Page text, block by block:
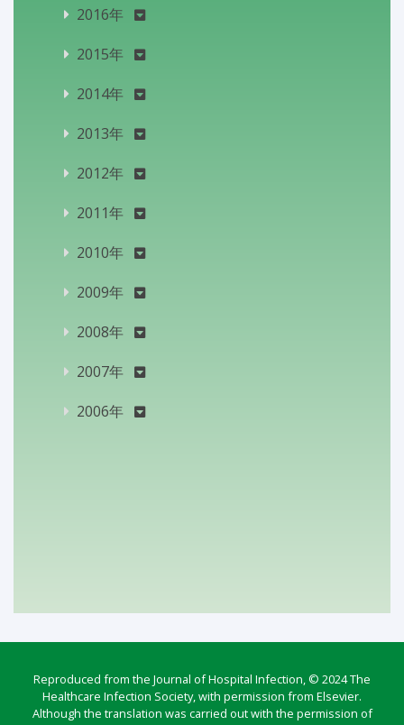
2016年
2015年
2014年
2013年
2012年
2011年
2010年
2009年
2008年
2007年
2006年
Reproduced from the Journal of Hospital Infection, © 2024 The
Healthcare Infection Society, with permission from Elsevier.
Although the translation was carried out with the permission of